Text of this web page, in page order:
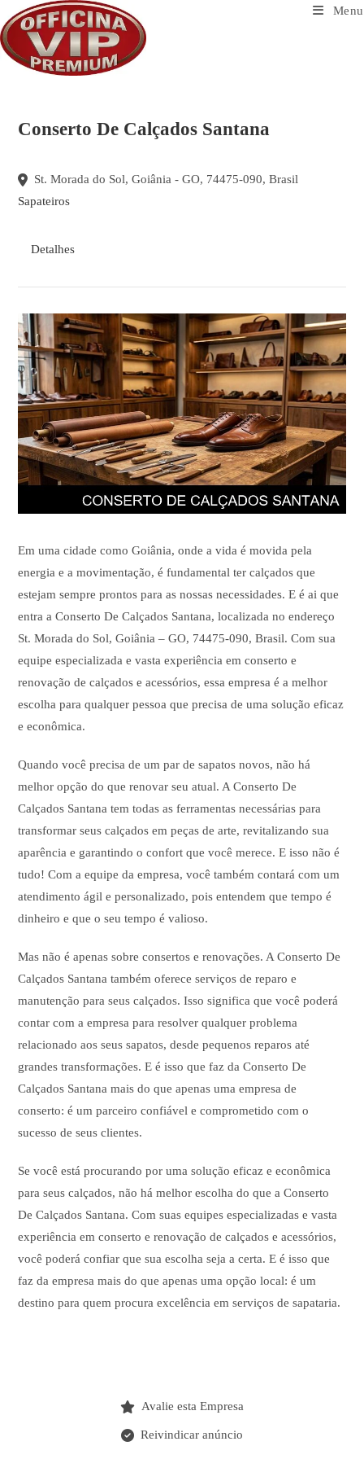
para
o
conteúdo
Menu
Conserto De Calçados Santana
St. Morada do Sol, Goiânia - GO, 74475-090, Brasil
Sapateiros
Detalhes
Em uma cidade como Goiânia, onde a vida é movida pela
energia e a movimentação, é fundamental ter calçados que
estejam sempre prontos para as nossas necessidades. E é ai que
entra a Conserto De Calçados Santana, localizada no endereço
St. Morada do Sol, Goiânia – GO, 74475-090, Brasil. Com sua
equipe especializada e vasta experiência em conserto e
renovação de calçados e acessórios, essa empresa é a melhor
escolha para qualquer pessoa que precisa de uma solução eficaz
e econômica.
Quando você precisa de um par de sapatos novos, não há
melhor opção do que renovar seu atual. A Conserto De
Calçados Santana tem todas as ferramentas necessárias para
transformar seus calçados em peças de arte, revitalizando sua
aparência e garantindo o confort que você merece. E isso não é
tudo! Com a equipe da empresa, você também contará com um
atendimento ágil e personalizado, pois entendem que tempo é
dinheiro e que o seu tempo é valioso.
Mas não é apenas sobre consertos e renovações. A Conserto De
Calçados Santana também oferece serviços de reparo e
manutenção para seus calçados. Isso significa que você poderá
contar com a empresa para resolver qualquer problema
relacionado aos seus sapatos, desde pequenos reparos até
grandes transformações. E é isso que faz da Conserto De
Calçados Santana mais do que apenas uma empresa de
conserto: é um parceiro confiável e comprometido com o
sucesso de seus clientes.
Se você está procurando por uma solução eficaz e econômica
para seus calçados, não há melhor escolha do que a Conserto
De Calçados Santana. Com suas equipes especializadas e vasta
experiência em conserto e renovação de calçados e acessórios,
você poderá confiar que sua escolha seja a certa. E é isso que
faz da empresa mais do que apenas uma opção local: é um
destino para quem procura excelência em serviços de sapataria.
Avalie esta Empresa
Reivindicar anúncio